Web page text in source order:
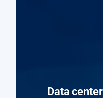
Data center